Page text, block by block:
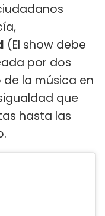
(El show debe
por dos
la música en
que
hasta las